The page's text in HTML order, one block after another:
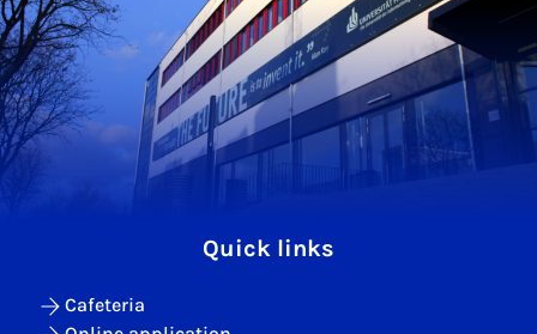
Quick links
Cafeteria